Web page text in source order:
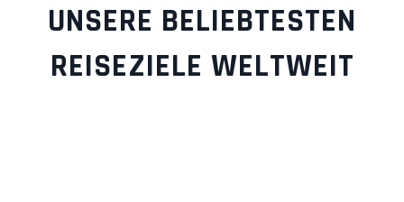
UNSERE BELIEBTESTEN
REISEZIELE WELTWEIT